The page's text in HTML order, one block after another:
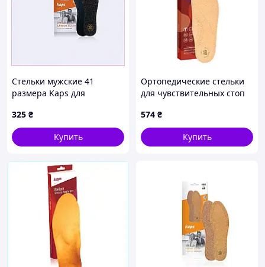
Стельки мужские 41
размера Kaps для
673P996P2
325 ₴
Купить
Ортопедические стельки
для чувствительных стоп
574 ₴
Купить